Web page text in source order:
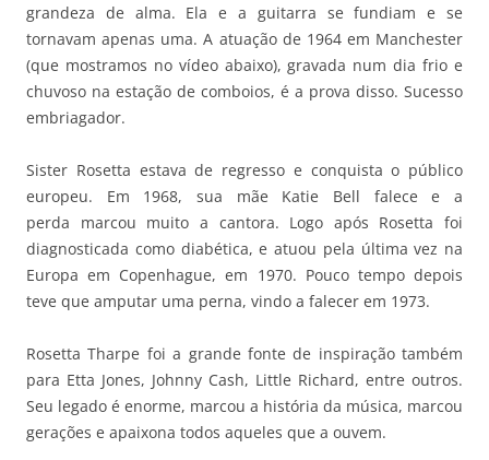
grandeza de alma. Ela e a guitarra se fundiam e se
tornavam apenas uma. A atuação de 1964 em Manchester
(que mostramos no vídeo abaixo), gravada num dia frio e
chuvoso na estação de comboios, é a prova disso. Sucesso
embriagador.
Sister Rosetta estava de regresso e conquista o público
europeu. Em 1968, sua mãe Katie Bell falece e a
perda marcou muito a cantora. Logo após Rosetta foi
diagnosticada como diabética, e atuou pela última vez na
Europa em Copenhague, em 1970. Pouco tempo depois
teve que amputar uma perna, vindo a falecer em 1973.
Rosetta Tharpe foi a grande fonte de inspiração também
para Etta Jones, Johnny Cash, Little Richard, entre outros.
Seu legado é enorme, marcou a história da música, marcou
gerações e apaixona todos aqueles que a ouvem.